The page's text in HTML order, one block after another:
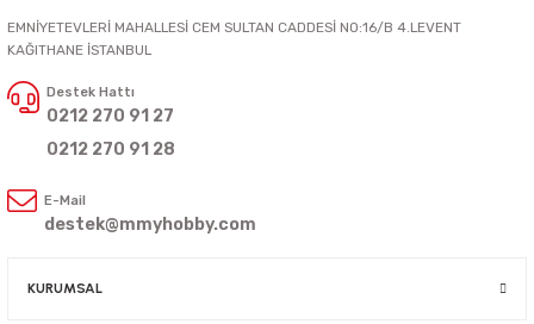
EMNİYETEVLERİ MAHALLESİ CEM SULTAN CADDESİ NO:16/B 4.LEVENT
KAĞITHANE İSTANBUL
Destek Hattı
0212 270 91 27
0212 270 91 28
E-Mail
destek@mmyhobby.com
KURUMSAL